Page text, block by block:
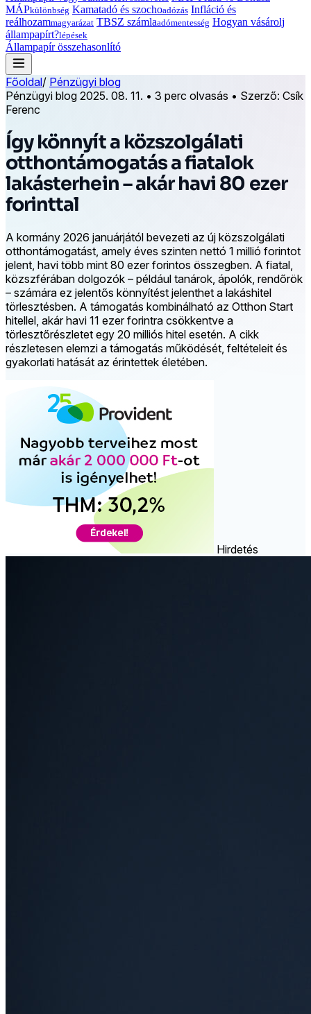
MÁPkülönbség Kamatadó és szochoadózás Infláció és
reálhozammagyarázat TBSZ számlaadómentesség Hogyan vásárolj
állampapírt?lépések
Állampapír összehasonlító
Főoldal/ Pénzügyi blog
Pénzügyi blog 2025. 08. 11. • 3 perc olvasás • Szerző: Csík
Ferenc
Így könnyít a közszolgálati
otthontámogatás a fiatalok
lakásterhein – akár havi 80 ezer
forinttal
A kormány 2026 januárjától bevezeti az új közszolgálati
otthontámogatást, amely éves szinten nettó 1 millió forintot
jelent, havi több mint 80 ezer forintos összegben. A fiatal,
közszférában dolgozók – például tanárok, ápolók, rendőrök
– számára ez jelentős könnyítést jelenthet a lakáshitel
törlesztésben. A támogatás kombinálható az Otthon Start
hitellel, akár havi 11 ezer forintra csökkentve a
törlesztőrészletet egy 20 milliós hitel esetén. A cikk
részletesen elemzi a támogatás működését, feltételeit és
gyakorlati hatását az érintettek életében.
Hirdetés